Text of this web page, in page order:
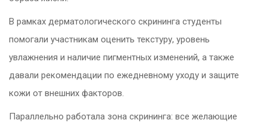
В рамках дерматологического скрининга студенты
помогали участникам оценить текстуру, уровень
увлажнения и наличие пигментных изменений, а также
давали рекомендации по ежедневному уходу и защите
кожи от внешних факторов.
Параллельно работала зона скрининга: все желающие